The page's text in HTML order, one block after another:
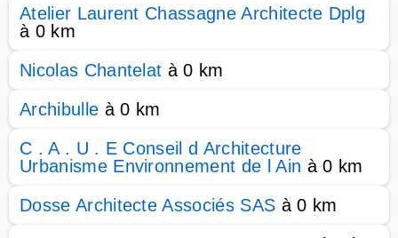
Atelier Laurent Chassagne Architecte Dplg
à 0 km
Nicolas Chantelat à 0 km
Archibulle à 0 km
C . A . U . E Conseil d Architecture
Urbanisme Environnement de l Ain à 0 km
Dosse Architecte Associés SAS à 0 km